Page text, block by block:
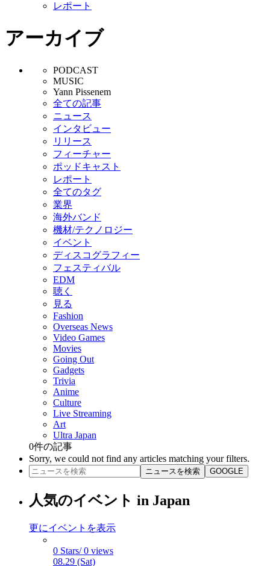
レポート
アーカイブ
PODCAST
MUSIC
Yann Pissenem
全ての記事
ニュース
インタビュー
リリース
フィーチャー
ポッドキャスト
レポート
全てのタグ
業界
海外バンド
機材/テクノロジー
イベント
ディスコグラフィー
フェスティバル
EDM
聴く
見る
Fashion
Overseas News
Video Games
Movies
Going Out
Gadgets
Trivia
Anime
Culture
Live Streaming
Art
Ultra Japan
0件の記事
Sorry, we could not find any articles matching your filters.
ニュースを検索 GOOGLE
人気のイベント in Japan
更にイベントを表示
0 Stars/ 0 views
08.29 (Sat)